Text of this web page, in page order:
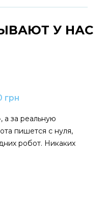
У НАС
грн
а за реальную
пишется с нуля,
робот. Никаких